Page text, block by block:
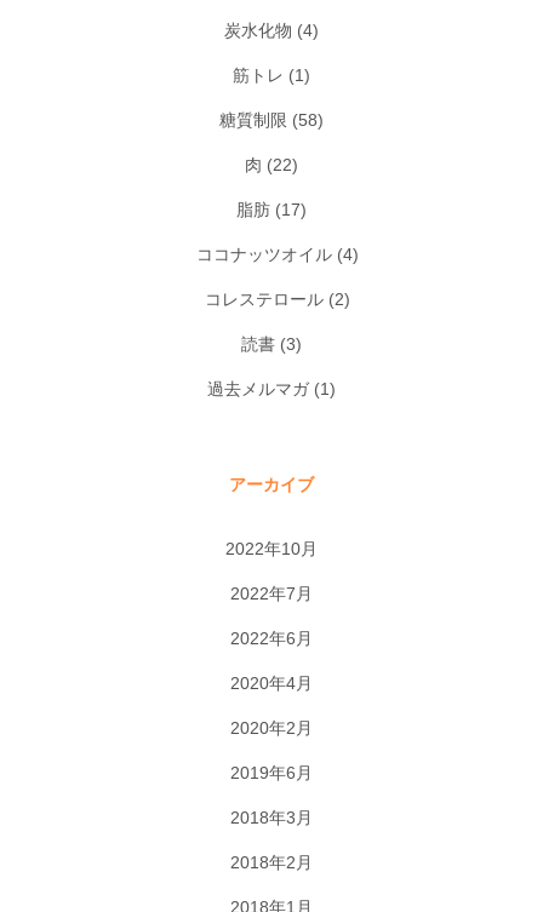
炭水化物 (4)
筋トレ (1)
糖質制限 (58)
肉 (22)
脂肪 (17)
ココナッツオイル (4)
コレステロール (2)
読書 (3)
過去メルマガ(1)
アーカイブ
2022年10月
2022年7月
2022年6月
2020年4月
2020年2月
2019年6月
2018年3月
2018年2月
2018年1月